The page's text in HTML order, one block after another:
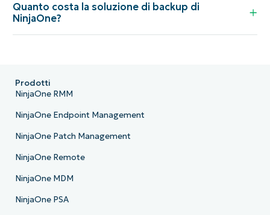
Quanto costa la soluzione di backup di
NinjaOne?
Prodotti
NinjaOne RMM
NinjaOne Endpoint Management
NinjaOne Patch Management
NinjaOne Remote
NinjaOne MDM
NinjaOne PSA